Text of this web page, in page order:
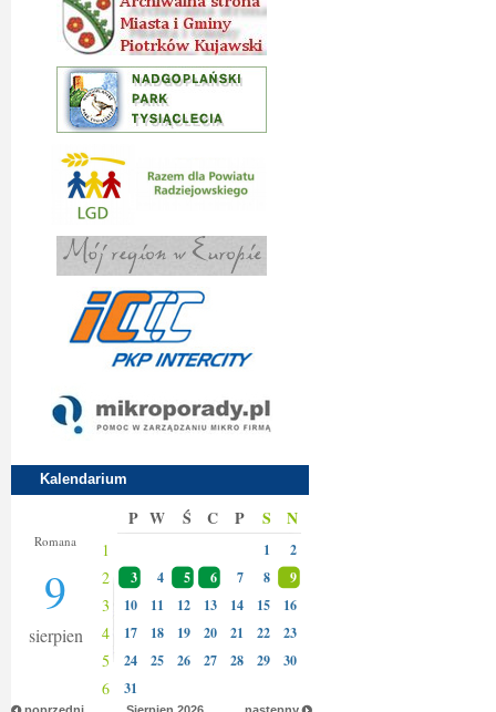
Kalendarium
Romana
9
sierpien
P W Ś C P S N
1 1 2
2 3 4 5 6 7 8 9
3 10 11 12 13 14 15 16
4 17 18 19 20 21 22 23
5 24 25 26 27 28 29 30
6 31